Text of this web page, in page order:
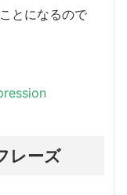
とになるので
レーズ